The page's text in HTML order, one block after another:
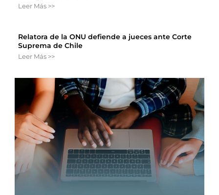
Leer Más >>
Relatora de la ONU defiende a jueces ante Corte
Suprema de Chile
Leer Más >>